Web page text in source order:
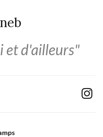
et d'ailleurs"